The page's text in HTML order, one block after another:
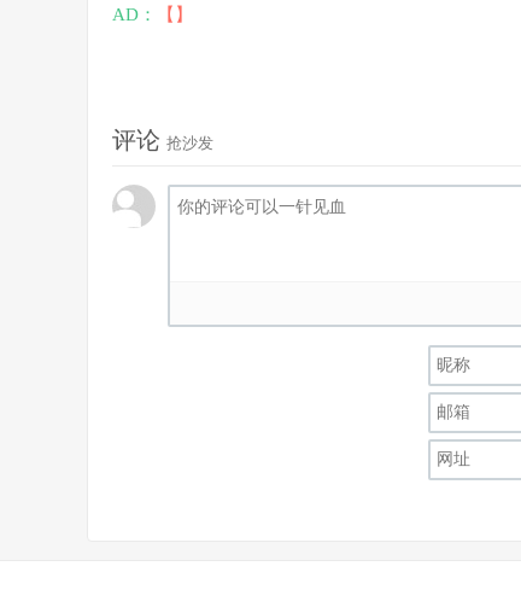
AD： 【】
评论 抢沙发